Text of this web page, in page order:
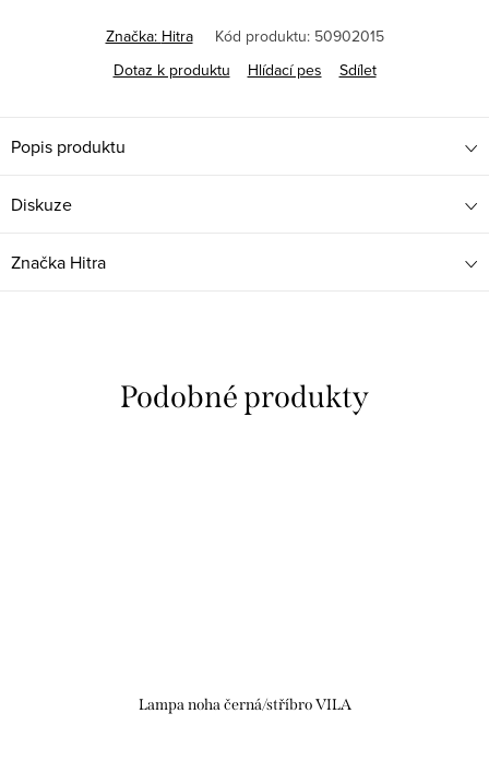
Značka: Hitra Kód produktu: 50902015
Dotaz k produktu
Hlídací pes Sdílet
Popis produktu
Diskuze
Značka Hitra
Lampa noha černá/stříbro VILA